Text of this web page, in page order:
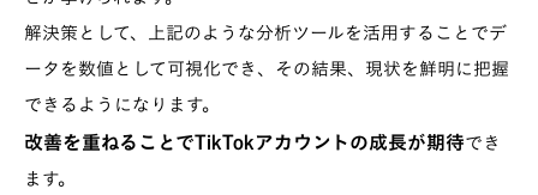
解決策として、上記のような分析ツールを活用することでデ
ータを数値として可視化でき、その結果、現状を鮮明に把握
できるようになります。
改善を重ねることでTikTokアカウントの成長が期待でき
ます。